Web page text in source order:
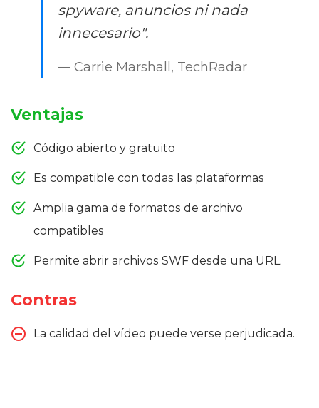
spyware, anuncios ni nada
innecesario".
— Carrie Marshall, TechRadar
Ventajas
Código abierto y gratuito
Es compatible con todas las plataformas
Amplia gama de formatos de archivo
compatibles
Permite abrir archivos SWF desde una URL.
Contras
La calidad del vídeo puede verse perjudicada.